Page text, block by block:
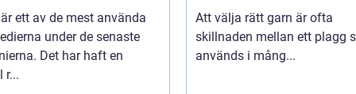
ett av de mest använda
under de senaste
Det har haft en
r...
Att välja rätt garn är ofta
skillnaden mellan ett plagg
används i mång...